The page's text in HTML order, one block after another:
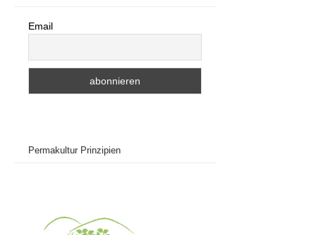
Email
Permakultur Prinzipien